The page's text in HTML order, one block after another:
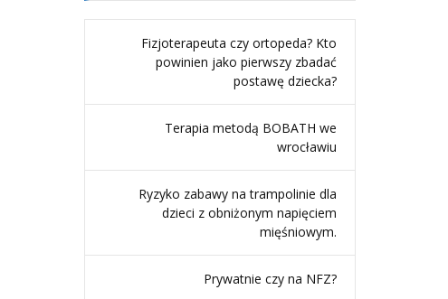
Fizjoterapeuta czy ortopeda? Kto
powinien jako pierwszy zbadać
postawę dziecka?
Terapia metodą BOBATH we
wrocławiu
Ryzyko zabawy na trampolinie dla
dzieci z obniżonym napięciem
mięśniowym.
Prywatnie czy na NFZ?